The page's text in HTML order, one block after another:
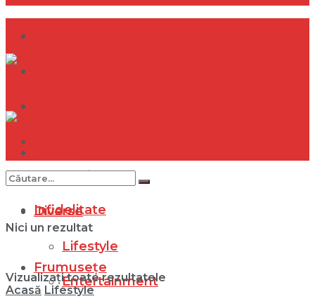
Internațional
Diverse
Lifestyle
Entertainment
Infidelitate
Frumusețe
Nici un rezultat
Vizualizați toate rezultatele
Acasă Lifestyle